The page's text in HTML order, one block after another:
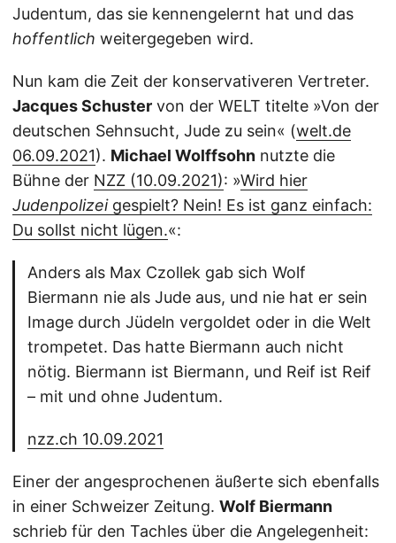
Judentum, das sie kennengelernt hat und das
hoffentlich weitergegeben wird.
Nun kam die Zeit der konservativeren Vertreter.
Jacques Schuster von der WELT titelte »Von der
deutschen Sehnsucht, Jude zu sein« (welt.de
06.09.2021). Michael Wolffsohn nutzte die
Bühne der NZZ (10.09.2021): »Wird hier
Judenpolizeigespielt? Nein! Es ist ganz einfach:
Du sollst nicht lügen.«:
Anders als Max Czollek gab sich Wolf
Biermann nie als Jude aus, und nie hat er sein
Image durch Jüdeln vergoldet oder in die Welt
trompetet. Das hatte Biermann auch nicht
nötig. Biermann ist Biermann, und Reif ist Reif
– mit und ohne Judentum.
nzz.ch 10.09.2021
Einer der angesprochenen äußerte sich ebenfalls
in einer Schweizer Zeitung. Wolf Biermann
schrieb für den Tachles über die Angelegenheit: